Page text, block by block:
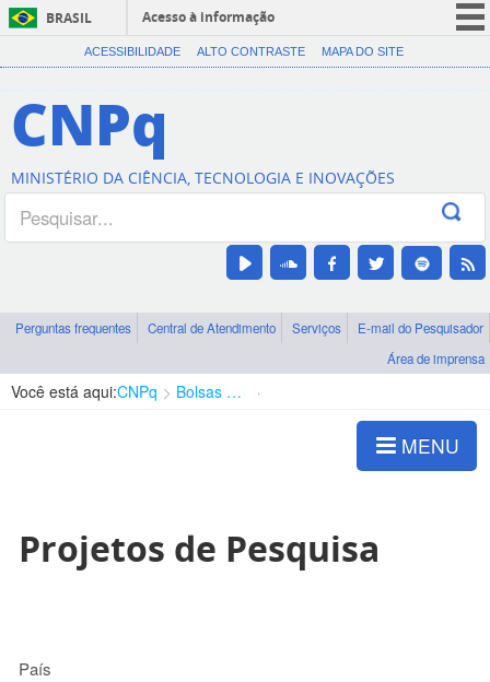
BRASIL
Acesso à informação
CORONAVÍRUS (COVID-19)
Canais
ACESSIBILIDADE ALTO CONTRASTE MAPA DO SITE
CNPq
MINISTÉRIO DA CIÊNCIA, TECNOLOGIA E INOVAÇÕES
Perguntas frequentes Central de Atendimento Serviços
E-mail do Pesquisador
Área de imprensa
Você está aqui:CNPq Bolsas e Auxílios Vigentes
MENU
Projetos de Pesquisa
País